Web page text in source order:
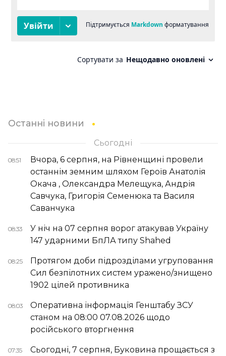
Останні новини
Сьогодні
08:51
Вчора, 6 серпня, на Рівненщині провели
останнім земним шляхом Героїв Анатолія
Окача , Олександра Мелещука, Андрія
Савчука, Григорія Семенюка та Василя
Саванчука
08:33
У ніч на 07 серпня ворог атакував Україну
147 ударними БпЛА типу Shahed
08:25
Протягом доби підрозділами угруповання
Сил безпілотних систем уражено/знищено
1902 цілей противника
08:03
Оперативна інформація Генштабу ЗСУ
станом на 08:00 07.08.2026 щодо
російського вторгнення
07:35 Сьогодні, 7 серпня, Буковина прощається з